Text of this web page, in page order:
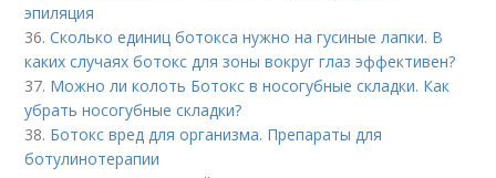
эпиляция
36.Сколько единиц ботокса нужно на гусиные лапки. В
каких случаях ботокс для зоны вокруг глаз эффективен?
37. Можно ли колоть Ботокс в носогубные складки. Как
убрать носогубные складки?
38. Ботокс вред для организма. Препараты для
ботулинотерапии